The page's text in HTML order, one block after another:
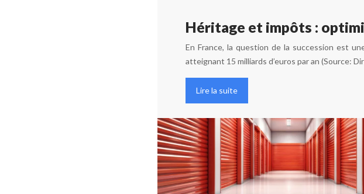
Héritage et impôts :
En France, la question de la succession est
atteignant 15 milliards d’euros par an (Source:
Lire la suite